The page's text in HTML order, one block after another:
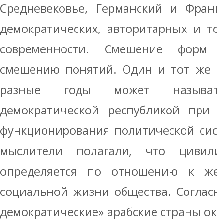
Средневековье, Германский и
демократических, авторитарных и
современности. Смешение
смешению понятий. Один и тот же
разные годы может
демократической республикой
функционирования политической
мыслители полагали, что
определяется по отношению к
социальной жизни общества.
демократические» арабские страны